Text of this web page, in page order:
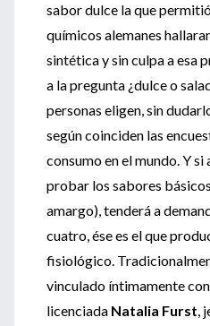
sabor dulce la que
químicos alemanes
sintética y sin culpa a esa
a la pregunta ¿dulce o
personas eligen, sin
según coinciden las
consumo en el mundo. Y si
probar los sabores
amargo), tenderá a
cuatro, ése es el que
fisiológico.
vinculado íntimamente
licenciada Natalia Furst,